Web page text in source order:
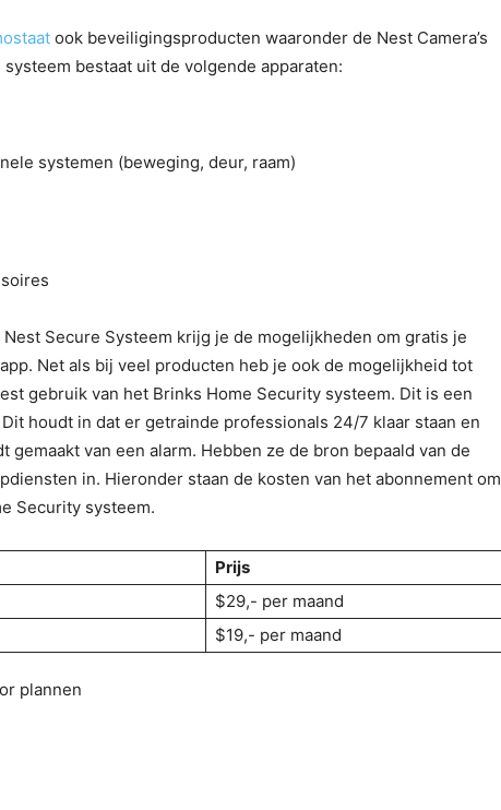
ook beveiligingsproducten waaronder de Nest Camera’s
bestaat uit de volgende apparaten:
systemen (beweging, deur, raam)
Secure Systeem krijg je de mogelijkheden om gratis je
Net als bij veel producten heb je ook de mogelijkheid tot
gebruik van het Brinks Home Security systeem. Dit is een
houdt in dat er getrainde professionals 24/7 klaar staan en
gemaakt van een alarm. Hebben ze de bron bepaald van de
in. Hieronder staan de kosten van het abonnement om
Security systeem.
Prijs
$29,- per maand
$19,- per maand
plannen